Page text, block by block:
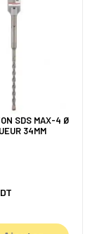
SDS MAX-4 Ø
34MM
DT